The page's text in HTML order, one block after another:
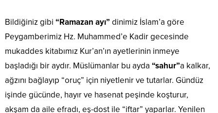
Bildiğiniz gibi “Ramazan ayı” dinimiz İslam’a göre
Peygamberimiz Hz. Muhammed’e Kadir gecesinde
mukaddes kitabımız Kur’an’ın ayetlerinin inmeye
başladığı bir aydır. Müslümanlar bu ayda “sahur”a kalkar,
ağzını bağlayıp “oruç” için niyetlenir ve tutarlar. Gündüz
işinde gücünde, hayır ve hasenat peşinde koşturur,
akşam da aile efradı, eş-dost ile “iftar” yaparlar. Yenilen